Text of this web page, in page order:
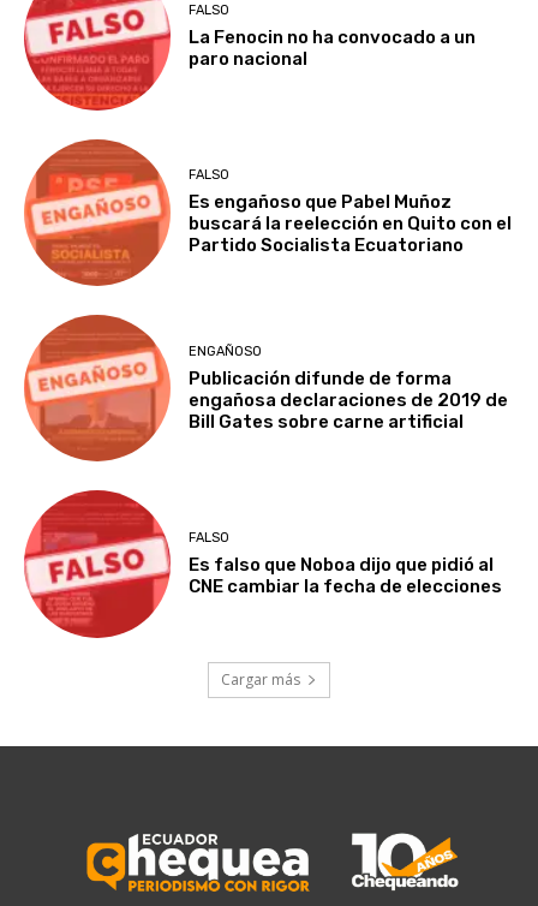
FALSO
La Fenocin no ha convocado a un
paro nacional
FALSO
Es engañoso que Pabel Muñoz
buscará la reelección en Quito con el
Partido Socialista Ecuatoriano
ENGAÑOSO
Publicación difunde de forma
engañosa declaraciones de 2019 de
Bill Gates sobre carne artificial
FALSO
Es falso que Noboa dijo que pidió al
CNE cambiar la fecha de elecciones
Cargar más